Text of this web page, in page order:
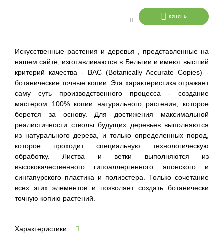
КУПИТЬ
Искусственные растения и деревья , представленные на
нашем сайте, изготавливаются в Бельгии и имеют высший
критерий качества - BAC (Botanically Accurate Copies) -
ботанические точные копии. Эта характеристика отражает
саму суть производственного процесса - создание
мастером 100% копии натурального растения, которое
берется за основу. Для достижения максимальной
реалистичности стволы будущих деревьев выполняются
из натурального дерева, и только определенных пород,
которое проходит специальную технологическую
обработку. Листва и ветки выполняются из
высококачественного гипоаллергенного японского и
сингапурского пластика и полиэстера. Только сочетание
всех этих элементов и позволяет создать ботанически
точную копию растений.
Характеристики